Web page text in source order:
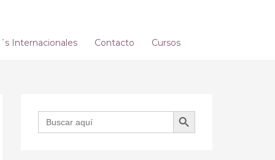
Internacionales Contacto Cursos
Buscar: BOTÓN DE BÚSQUEDA